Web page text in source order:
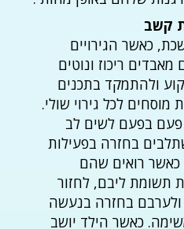
קשב
כאשר הגירויים
ריכוז ונוטים
ולהתמקד בתכנים
מוסחים לכל גירוי שולי.
פעם בפעם לשים לב
בחזרה בפעילות
רואים שהם
תשומת ליבם, לחזור
ולערבם בחזרה בנעשה
כאשר הילד יושב